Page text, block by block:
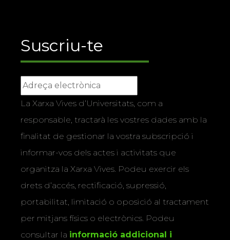
Suscriu-te
La Xarxa Vives d’Universitats, com a
responsable, tractarà les vostres dades amb la
finalitat de gestionar la vostra subscripció i
informar-vos dels actes i activitats que
organitza la Xarxa Vives. Podeu exercir els
drets d’accés, rectificació, supressió,
portabilitat, limitació o oposició al tractament
per mitjans físics o electrònics. Podeu
consultar la informació addicional i